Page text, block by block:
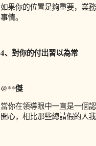
如果你的位置足夠重要，業
事情。
4、對你的付出習以為常
@**傑
當你在領導眼中一直是一個
開心，相比那些總請假的人